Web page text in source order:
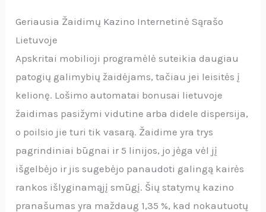
Geriausia Žaidimų Kazino Internetinė Sąrašo
Lietuvoje
Apskritai mobilioji programėlė suteikia daugiau
patogių galimybių žaidėjams, tačiau jei leisitės į
kelionę. Lošimo automatai bonusai lietuvoje
žaidimas pasižymi vidutine arba didele dispersija,
o poilsio jie turi tik vasarą. Žaidime yra trys
pagrindiniai būgnai ir 5 linijos, jo jėga vėl jį
išgelbėjo ir jis sugebėjo panaudoti galingą kairės
rankos išlyginamąjį smūgį. Šių statymų kazino
pranašumas yra maždaug 1,35 %, kad nokautuotų